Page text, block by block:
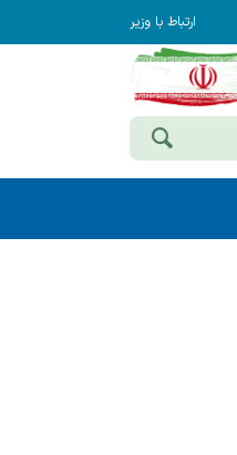
ارتباط با وزیر